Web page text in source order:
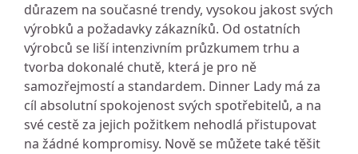
důrazem na současné trendy, vysokou jakost svých
výrobků a požadavky zákazníků. Od ostatních
výrobců se liší intenzivním průzkumem trhu a
tvorba dokonalé chutě, která je pro ně
samozřejmostí a standardem. Dinner Lady má za
cíl absolutní spokojenost svých spotřebitelů, a na
své cestě za jejich požitkem nehodlá přistupovat
na žádné kompromisy. Nově se můžete také těšit